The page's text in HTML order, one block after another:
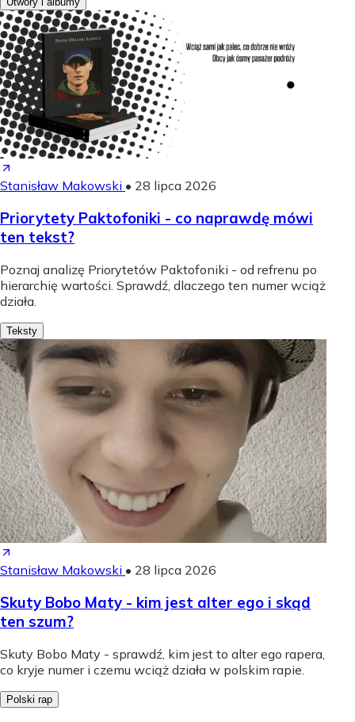
Stanisław Makowski • 28 lipca 2026
Priorytety Paktofoniki - co naprawdę mówi
ten tekst?
Poznaj analizę Priorytetów Paktofoniki - od refrenu po
hierarchię wartości. Sprawdź, dlaczego ten numer wciąż
działa.
Teksty
Stanisław Makowski • 28 lipca 2026
Skuty Bobo Maty - kim jest alter ego i skąd
ten szum?
Skuty Bobo Maty - sprawdź, kim jest to alter ego rapera,
co kryje numer i czemu wciąż działa w polskim rapie.
Polski rap